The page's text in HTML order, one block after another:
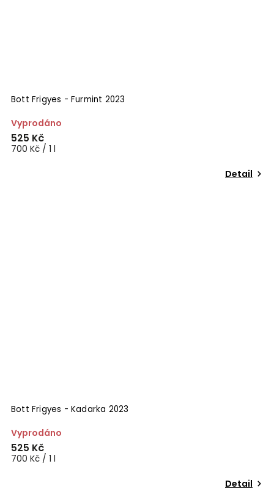
Bott Frigyes - Furmint 2023
Vyprodáno
525 Kč
700 Kč / 1 l
Detail
Bott Frigyes - Kadarka 2023
Vyprodáno
525 Kč
700 Kč / 1 l
Detail